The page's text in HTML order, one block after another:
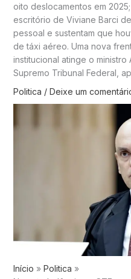
oito deslocamentos em
escritório de Viviane Barci
pessoal e sustentam que
de táxi aéreo. Uma nova
institucional atinge o
Supremo Tribunal Federal,
Politica / Deixe um
Início
Politica